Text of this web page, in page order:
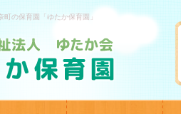
の保育園「ゆたか保育園」